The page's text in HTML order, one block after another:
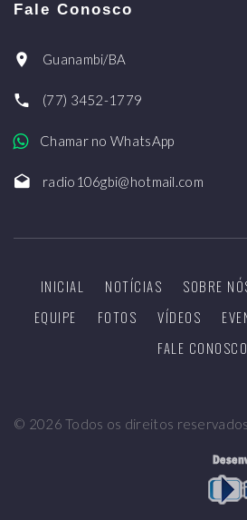
Fale Conosco
Guanambi/BA
(77) 3452-1779
Chamar no WhatsApp
radio106gbi@hotmail.com
INICIAL NOTÍCIAS SOBRE
EQUIPE
FOTOS VÍDEOS
FALE CONOSCO
© 2026 Todos os direitos